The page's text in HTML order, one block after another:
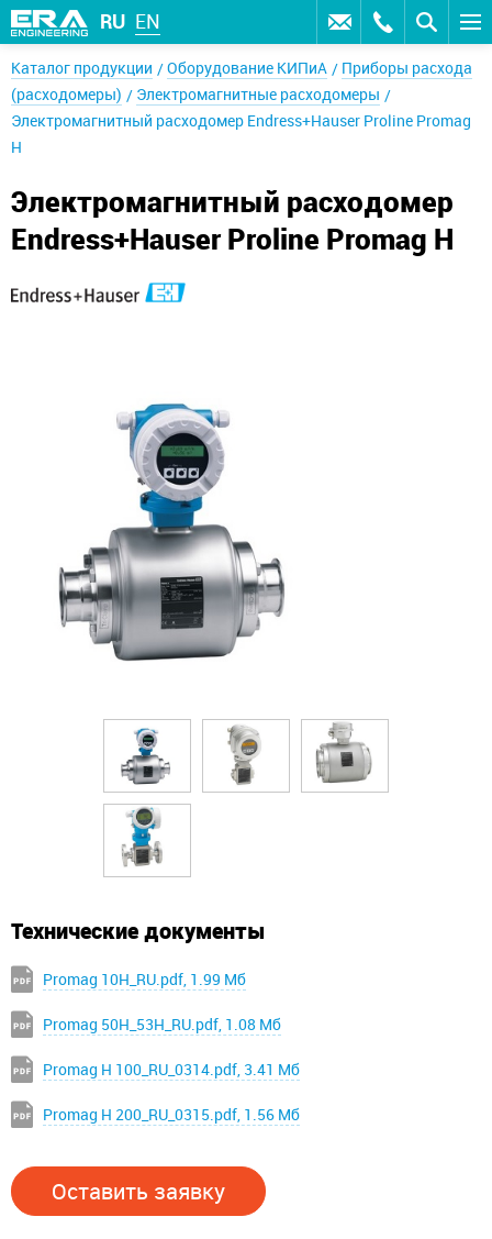
RU EN
Каталог продукции Оборудование КИПиА
Приборы расхода
(расходомеры)
Электромагнитные расходомеры
Электромагнитный расходомер Endress+Hauser Proline Promag
H
Электромагнитный расходомер
Endress+Hauser Proline Promag H
Технические документы
Promag 10H_RU.pdf, 1.99 Мб
Promag 50H_53H_RU.pdf, 1.08 Мб
Promag H 100_RU_0314.pdf, 3.41 Мб
Promag H 200_RU_0315.pdf, 1.56 Мб
Оставить заявку